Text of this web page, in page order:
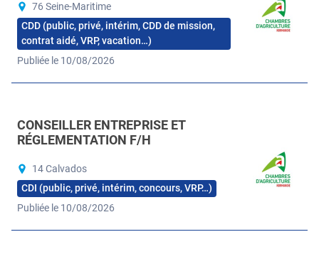
76 Seine-Maritime
CDD (public, privé, intérim, CDD de mission,
contrat aidé, VRP, vacation…)
Publiée le 10/08/2026
CONSEILLER ENTREPRISE ET
RÉGLEMENTATION F/H
14 Calvados
CDI (public, privé, intérim, concours, VRP…)
Publiée le 10/08/2026